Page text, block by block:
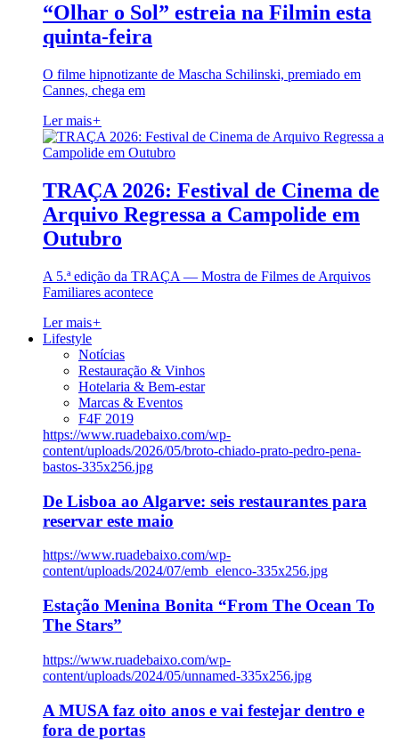
“Olhar o Sol” estreia na Filmin esta
quinta-feira
O filme hipnotizante de Mascha Schilinski, premiado em
Cannes, chega em
Ler mais+
TRAÇA 2026: Festival de Cinema de
Arquivo Regressa a Campolide em
Outubro
A 5.ª edição da TRAÇA — Mostra de Filmes de Arquivos
Familiares acontece
Ler mais+
Lifestyle
Notícias
Restauração & Vinhos
Hotelaria & Bem-estar
Marcas & Eventos
F4F 2019
https://www.ruadebaixo.com/wp-
content/uploads/2026/05/broto-chiado-prato-pedro-pena-
bastos-335x256.jpg
De Lisboa ao Algarve: seis restaurantes para
reservar este maio
https://www.ruadebaixo.com/wp-
content/uploads/2024/07/emb_elenco-335x256.jpg
Estação Menina Bonita “From The Ocean To
The Stars”
https://www.ruadebaixo.com/wp-
content/uploads/2024/05/unnamed-335x256.jpg
A MUSA faz oito anos e vai festejar dentro e
fora de portas